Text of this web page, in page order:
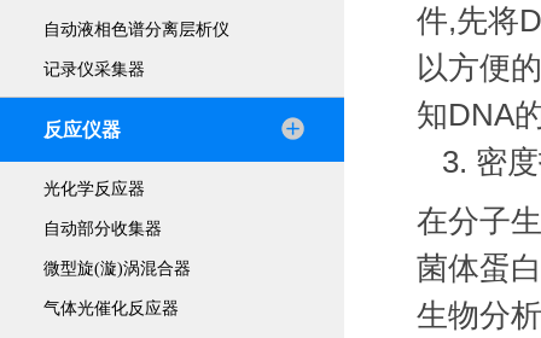
自动液相色谱分离层析仪
记录仪采集器
反应仪器
光化学反应器
自动部分收集器
微型旋(漩)涡混合器
气体光催化反应器
件,先将
以方便
知DNA
3. 密
在分子
菌体蛋
生物分